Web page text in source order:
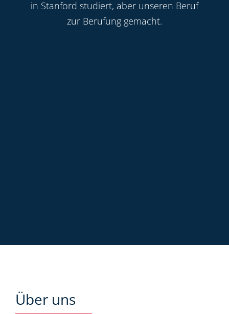
in Stanford studiert, aber unseren Beruf
zur Berufung gemacht.
Über uns